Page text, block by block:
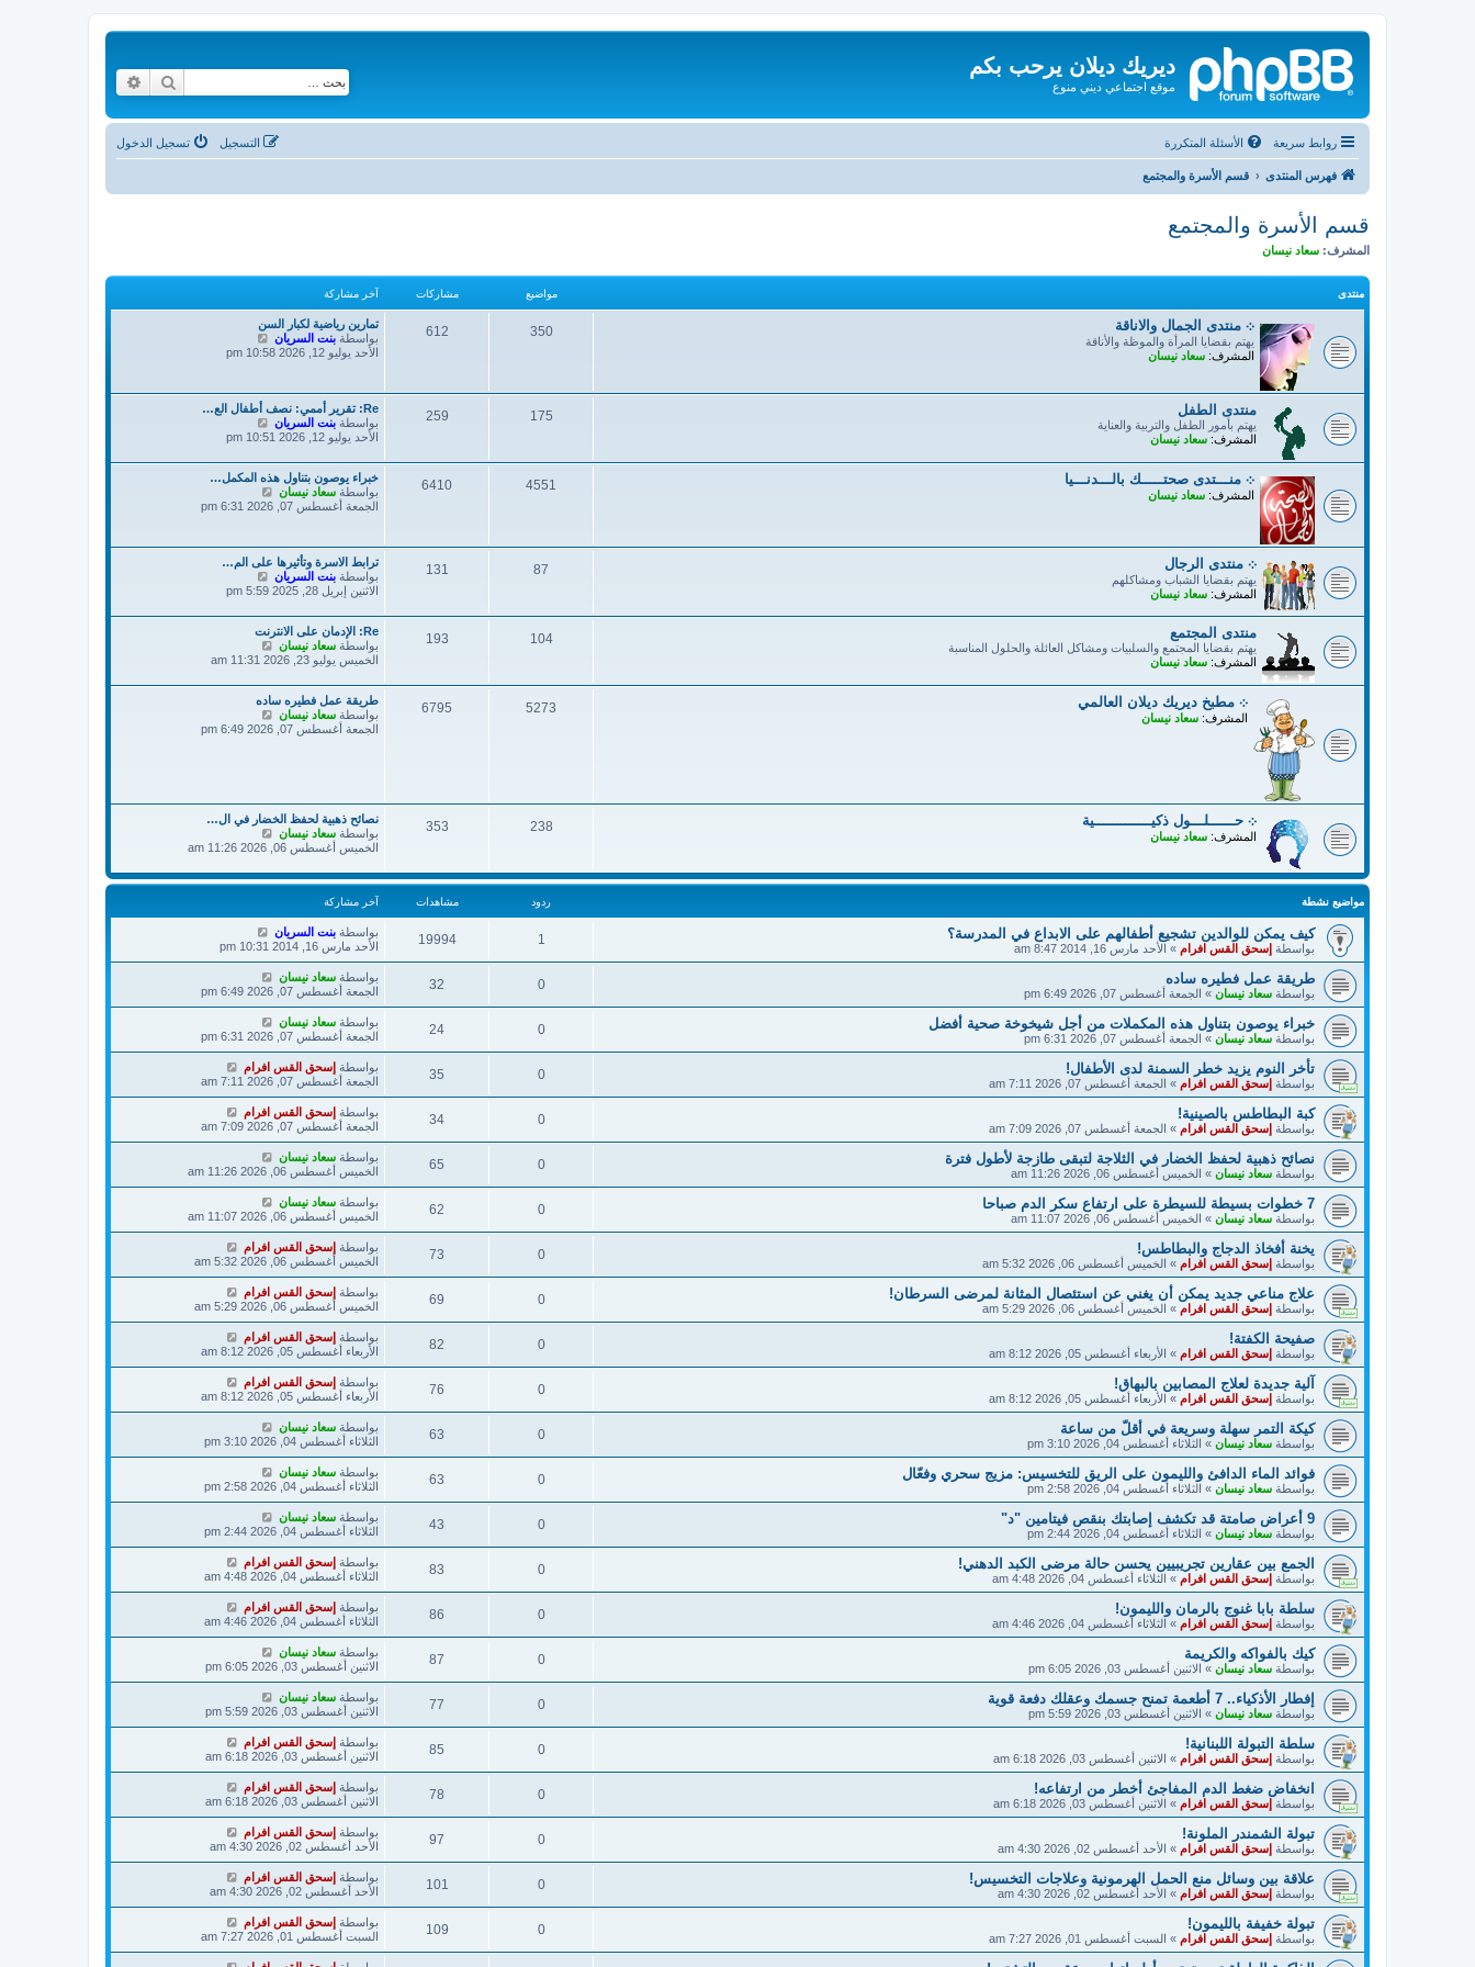
ديريك ديلان يرحب بكم
موقع اجتماعي ديني منوع بحث
روابط سريعة الأسئلة المتكررة تسجيل الدخول التسجيل
فهرس المنتدى قسم الأسرة والمجتمع
قسم الأسرة والمجتمع
المشرف: سعاد نيسان
منتدى مواضيع مشاركات آخر مشاركة
܀ منتدى الجمال والاناقة
يهتم بقضايا المرأة والموظة والأناقة
المشرف: سعاد نيسان
350
612
تمارين رياضية لكبار السن
بواسطة بنت السريان
ا
آ
خ
م
ا
ر
ة
الأحد يوليو 12, 2026 10:58 pm
منتدى الطفل
يهتم بأمور الطفل والتربية والعناية
المشرف: سعاد نيسان
175
259
Re: تقرير أممي: نصف أطفال الع…
بواسطة بنت السريان
ا
د
آ
ر
ا
ر
ة
الأحد يوليو 12, 2026 10:51 pm
܀ منـــتدى صحتـــــك بالـــدنـــيا
المشرف: سعاد نيسان
4551
6410
خبراء يوصون بتناول هذه المكمل…
بواسطة سعاد نيسان
ا
آ
خ
ر
م
ا
ر
ة
الجمعة أغسطس 07, 2026 6:31 pm
܀ منتدى الرجال
يهتم بقضايا الشباب ومشاكلهم
المشرف: سعاد نيسان
87
131
ترابط الاسرة وتأثيرها على الم…
بواسطة بنت السريان
ا
د
آ
ر
ش
ا
ك
الاثنين إبريل 28, 2025 5:59 pm
منتدى المجتمع
يهتم بقضايا المجتمع والسلبيات ومشاكل العائلة والحلول المناسبة
المشرف: سعاد نيسان
104
193
Re: الإدمان على الانترنت
بواسطة سعاد نيسان
ا
د
آ
ر
ك
ة
الخميس يوليو 23, 2026 11:31 am
܀ مطبخ ديريك ديلان العالمي
المشرف: سعاد نيسان
5273
6795
طريقة عمل فطيره ساده
بواسطة سعاد نيسان
ا
م
ش
ا
ر
ك
ة
الجمعة أغسطس 07, 2026 6:49 pm
܀ حــــــلـــول ذكيـــــــــــــية
المشرف: سعاد نيسان
238
353
نصائح ذهبية لحفظ الخضار في ال…
بواسطة سعاد نيسان
ا
د
آ
ر
م
ش
ا
ك
الخميس أغسطس 06, 2026 11:26 am
مواضيع نشطة ردود مشاهدات آخر مشاركة
كيف يمكن للوالدين تشجيع أطفالهم على الابداع في المدرسة؟
بواسطة إسحق القس افرام » الأحد مارس 16, 2014 8:47 am
1
19994 بواسطة بنت السريان
الأحد مارس 16, 2014 10:31 pm
طريقة عمل فطيره ساده
بواسطة سعاد نيسان » الجمعة أغسطس 07, 2026 6:49 pm
0
32 بواسطة سعاد نيسان
الجمعة أغسطس 07, 2026 6:49 pm
خبراء يوصون بتناول هذه المكملات من أجل شيخوخة صحية أفضل
بواسطة سعاد نيسان » الجمعة أغسطس 07, 2026 6:31 pm
0
24 بواسطة سعاد نيسان
الجمعة أغسطس 07, 2026 6:31 pm
تأخر النوم يزيد خطر السمنة لدى الأطفال!
بواسطة إسحق القس افرام » الجمعة أغسطس 07, 2026 7:11 am
0
35 بواسطة إسحق القس افرام
الجمعة أغسطس 07, 2026 7:11 am
كبة البطاطس بالصينية!
بواسطة إسحق القس افرام » الجمعة أغسطس 07, 2026 7:09 am
0
34 بواسطة إسحق القس افرام
الجمعة أغسطس 07, 2026 7:09 am
نصائح ذهبية لحفظ الخضار في الثلاجة لتبقى طازجة لأطول فترة
بواسطة سعاد نيسان » الخميس أغسطس 06, 2026 11:26 am
0
65 بواسطة سعاد نيسان
الخميس أغسطس 06, 2026 11:26 am
7 خطوات بسيطة للسيطرة على ارتفاع سكر الدم صباحا
بواسطة سعاد نيسان » الخميس أغسطس 06, 2026 11:07 am
0
62 بواسطة سعاد نيسان
الخميس أغسطس 06, 2026 11:07 am
يخنة أفخاذ الدجاج والبطاطس!
بواسطة إسحق القس افرام » الخميس أغسطس 06, 2026 5:32 am
0
73 بواسطة إسحق القس افرام
الخميس أغسطس 06, 2026 5:32 am
علاج مناعي جديد يمكن أن يغني عن استئصال المثانة لمرضى السرطان!
بواسطة إسحق القس افرام » الخميس أغسطس 06, 2026 5:29 am
0
69 بواسطة إسحق القس افرام
الخميس أغسطس 06, 2026 5:29 am
صفيحة الكفتة!
بواسطة إسحق القس افرام » الأربعاء أغسطس 05, 2026 8:12 am
0
82 بواسطة إسحق القس افرام
الأربعاء أغسطس 05, 2026 8:12 am
آلية جديدة لعلاج المصابين بالبهاق!
بواسطة إسحق القس افرام » الأربعاء أغسطس 05, 2026 8:12 am
0
76 بواسطة إسحق القس افرام
الأربعاء أغسطس 05, 2026 8:12 am
كيكة التمر سهلة وسريعة في أقلّ من ساعة
بواسطة سعاد نيسان » الثلاثاء أغسطس 04, 2026 3:10 pm
0
63 بواسطة سعاد نيسان
الثلاثاء أغسطس 04, 2026 3:10 pm
فوائد الماء الدافئ والليمون على الريق للتخسيس: مزيج سحري وفعّال
بواسطة سعاد نيسان » الثلاثاء أغسطس 04, 2026 2:58 pm
0
63 بواسطة سعاد نيسان
الثلاثاء أغسطس 04, 2026 2:58 pm
9 أعراض صامتة قد تكشف إصابتك بنقص فيتامين "د"
بواسطة سعاد نيسان » الثلاثاء أغسطس 04, 2026 2:44 pm
0
43 بواسطة سعاد نيسان
الثلاثاء أغسطس 04, 2026 2:44 pm
الجمع بين عقارين تجريبيين يحسن حالة مرضى الكبد الدهني!
بواسطة إسحق القس افرام » الثلاثاء أغسطس 04, 2026 4:48 am
0
83 بواسطة إسحق القس افرام
الثلاثاء أغسطس 04, 2026 4:48 am
سلطة بابا غنوج بالرمان والليمون!
بواسطة إسحق القس افرام » الثلاثاء أغسطس 04, 2026 4:46 am
0
86 بواسطة إسحق القس افرام
الثلاثاء أغسطس 04, 2026 4:46 am
كيك بالفواكه والكريمة
بواسطة سعاد نيسان » الاثنين أغسطس 03, 2026 6:05 pm
0
87 بواسطة سعاد نيسان
الاثنين أغسطس 03, 2026 6:05 pm
إفطار الأذكياء.. 7 أطعمة تمنح جسمك وعقلك دفعة قوية
بواسطة سعاد نيسان » الاثنين أغسطس 03, 2026 5:59 pm
0
77 بواسطة سعاد نيسان
الاثنين أغسطس 03, 2026 5:59 pm
سلطة التبولة اللبنانية!
بواسطة إسحق القس افرام » الاثنين أغسطس 03, 2026 6:18 am
0
85 بواسطة إسحق القس افرام
الاثنين أغسطس 03, 2026 6:18 am
انخفاض ضغط الدم المفاجئ أخطر من ارتفاعه!
بواسطة إسحق القس افرام » الاثنين أغسطس 03, 2026 6:18 am
0
78 بواسطة إسحق القس افرام
الاثنين أغسطس 03, 2026 6:18 am
تبولة الشمندر الملونة!
بواسطة إسحق القس افرام » الأحد أغسطس 02, 2026 4:30 am
0
97 بواسطة إسحق القس افرام
الأحد أغسطس 02, 2026 4:30 am
علاقة بين وسائل منع الحمل الهرمونية وعلاجات التخسيس!
بواسطة إسحق القس افرام » الأحد أغسطس 02, 2026 4:30 am
0
101 بواسطة إسحق القس افرام
الأحد أغسطس 02, 2026 4:30 am
تبولة خفيفة بالليمون!
بواسطة إسحق القس افرام » السبت أغسطس 01, 2026 7:27 am
0
109 بواسطة إسحق القس افرام
السبت أغسطس 01, 2026 7:27 am